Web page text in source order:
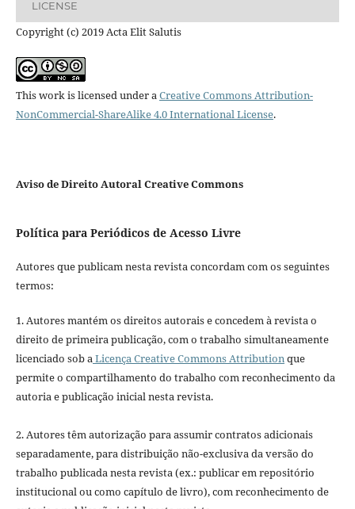
LICENSE
Copyright (c) 2019 Acta Elit Salutis
This work is licensed under aCreative Commons Attribution-
NonCommercial-ShareAlike 4.0 International License.
Aviso de Direito Autoral Creative Commons
Política para Periódicos de Acesso Livre
Autores que publicam nesta revista concordam com os seguintes
termos:
1. Autores mantém os direitos autorais e concedem à revista o
direito de primeira publicação, com o trabalho simultaneamente
licenciado sob aLicença Creative Commons Attributionque
permite o compartilhamento do trabalho com reconhecimento da
autoria e publicação inicial nesta revista.
2. Autores têm autorização para assumir contratos adicionais
separadamente, para distribuição não-exclusiva da versão do
trabalho publicada nesta revista (ex.: publicar em repositório
institucional ou como capítulo de livro), com reconhecimento de